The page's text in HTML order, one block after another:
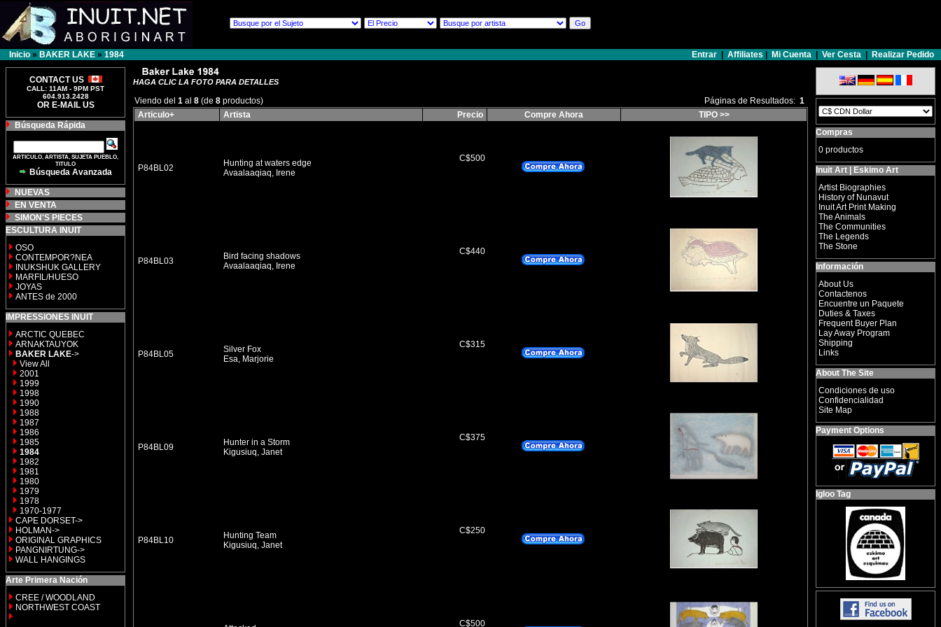
Inicio » BAKER LAKE » 1984 Entrar Affiliates Mi Cuenta Ver Cesta Realizar Pedido
CONTACT US
CALL: 11AM - 9PM PST
604.913.2428
OR E-MAIL US
Búsqueda Rápida
ARTICULO, ARTISTA, SUJETA PUEBLO,
TITULO
Búsqueda Avanzada
NUEVAS
EN VENTA
SIMON'S PIECES
ESCULTURA INUIT
OSO
CONTEMPOR?NEA
INUKSHUK GALLERY
MARFIL/HUESO
JOYAS
ANTES de 2000
IMPRESSIONES INUIT
ARCTIC QUEBEC
ARNAKTAUYOK
BAKER LAKE->
View All
2001
1999
1998
1990
1988
1987
1986
1985
1984
1982
1981
1980
1979
1978
1970-1977
CAPE DORSET->
HOLMAN->
ORIGINAL GRAPHICS
PANGNIRTUNG->
WALL HANGINGS
Arte Primera Nación
CREE / WOODLAND
NORTHWEST COAST
HAGA CLIC LA FOTO PARA DETALLES
Viendo del 1 al 8 (de 8 productos) Páginas de Resultados: 1
Articulo+
Artista Precio Compre Ahora TIPO >>
P84BL02
Hunting at waters edge
Avaalaaqiaq, Irene
C$500
P84BL03
Bird facing shadows
Avaalaaqiaq, Irene
C$440
P84BL05
Silver Fox
Esa, Marjorie
C$315
P84BL09
Hunter in a Storm
Kigusiuq, Janet
C$375
P84BL10
Hunting Team
Kigusiuq, Janet
C$250
C$500
Compras
0 productos
Inuit Art | Eskimo Art
Artist Biographies
History of Nunavut
Inuit Art Print Making
The Animals
The Communities
The Legends
The Stone
Información
About Us
Contactenos
Encuentre un Paquete
Duties & Taxes
Frequent Buyer Plan
Lay Away Program
Shipping
Links
About The Site
Condiciones de uso
Confidencialidad
Site Map
Payment Options
Igloo Tag